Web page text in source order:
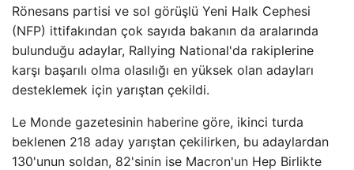
Rönesans partisi ve sol görüşlü Yeni Halk Cephesi
(NFP) ittifakından çok sayıda bakanın da aralarında
bulunduğu adaylar, Rallying National'da rakiplerine
karşı başarılı olma olasılığı en yüksek olan adayları
desteklemek için yarıştan çekildi.
Le Monde gazetesinin haberine göre, ikinci turda
beklenen 218 aday yarıştan çekilirken, bu adaylardan
130'unun soldan, 82'sinin ise Macron'un Hep Birlikte